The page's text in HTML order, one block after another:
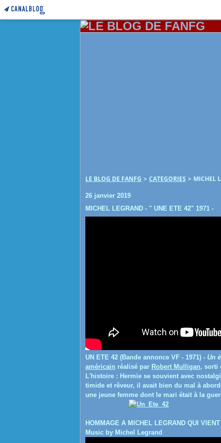
LE BLOG DE FANFG > CATEGORIES > MICHEL
26 janvier 2019
MICHEL LEGRAND - " UNE ETE 42" 1971 -
UN ETE 42 (Bande annonce VF - 1971) - Un
américain réalisé par Robert Mulligan, sorti
L'histoire : Hermie se souvient avec
timide et rêveur, il avait bien du mal à
une jeune femme dont le mari était à la
HOMMAGE A MICHEL LEGRAND QUI
Music by Michel Legrand